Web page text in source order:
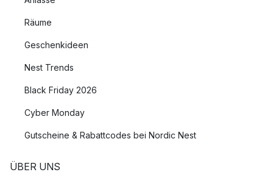
Räume
Geschenkideen
Nest Trends
Black Friday 2026
Cyber Monday
Gutscheine & Rabattcodes bei Nordic Nest
ÜBER UNS